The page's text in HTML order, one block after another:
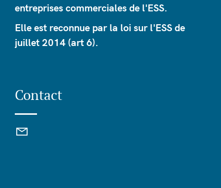
entreprises commerciales de l'ESS.
Elle est reconnue par la loi sur l'ESS de
juillet 2014 (art 6).
Contact